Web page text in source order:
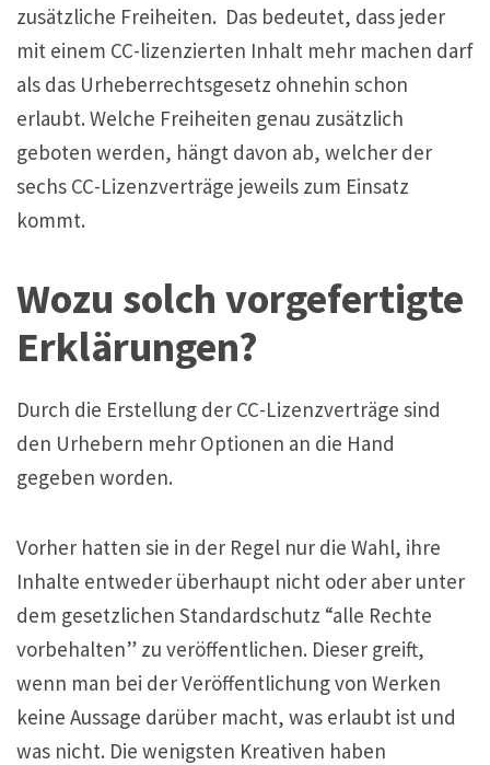
zusätzliche Freiheiten. Das bedeutet, dass jeder
mit einem CC-lizenzierten Inhalt mehr machen darf
als das Urheberrechtsgesetz ohnehin schon
erlaubt. Welche Freiheiten genau zusätzlich
geboten werden, hängt davon ab, welcher der
sechs CC-Lizenzverträge jeweils zum Einsatz
kommt.
Wozu solch vorgefertigte
Erklärungen?
Durch die Erstellung der CC-Lizenzverträge sind
den Urhebern mehr Optionen an die Hand
gegeben worden.
Vorher hatten sie in der Regel nur die Wahl, ihre
Inhalte entweder überhaupt nicht oder aber unter
dem gesetzlichen Standardschutz “alle Rechte
vorbehalten” zu veröffentlichen. Dieser greift,
wenn man bei der Veröffentlichung von Werken
keine Aussage darüber macht, was erlaubt ist und
was nicht. Die wenigsten Kreativen haben